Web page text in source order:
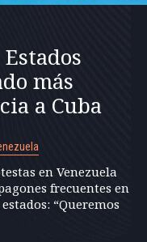
más
a Cuba
en Venezuela
frecuentes en
“Queremos